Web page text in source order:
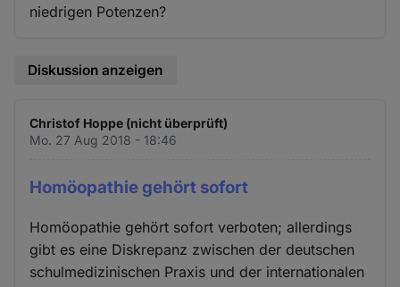
niedrigen Potenzen?
Diskussion anzeigen
Christof Hoppe (nicht überprüft)
Mo. 27 Aug 2018 - 18:46
Homöopathie gehört sofort
Homöopathie gehört sofort verboten; allerdings
gibt es eine Diskrepanz zwischen der deutschen
schulmedizinischen Praxis und der internationalen